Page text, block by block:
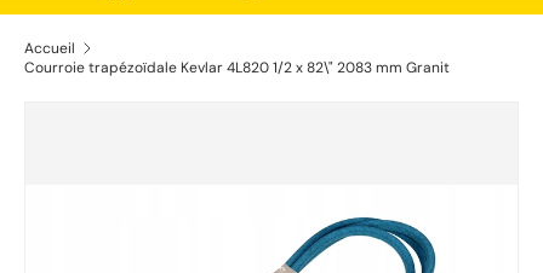
Accueil
Courroie trapézoïdale Kevlar 4L820 1/2 x 82\" 2083 mm Granit